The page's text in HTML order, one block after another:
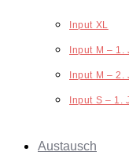
Input XL
Input M – 1.
Input M – 2.
Input S – 1.
Austausch